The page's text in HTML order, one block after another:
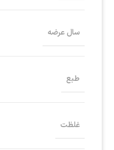
سال عرضه
طبع
غلظت